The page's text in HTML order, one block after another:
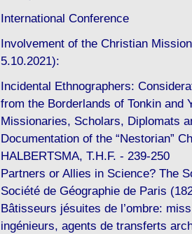
International Conference
Involvement of the Christian
5.10.2021):
Incidental Ethnographers:
from the Borderlands of Tonkin and
Missionaries, Scholars, Diplomats
Documentation of the “Nestorian”
HALBERTSMA, T.H.F. - 239-250
Partners or Allies in Science? The
Société de Géographie de Paris
Bâtisseurs jésuites de l’ombre:
ingénieurs, agents de transferts